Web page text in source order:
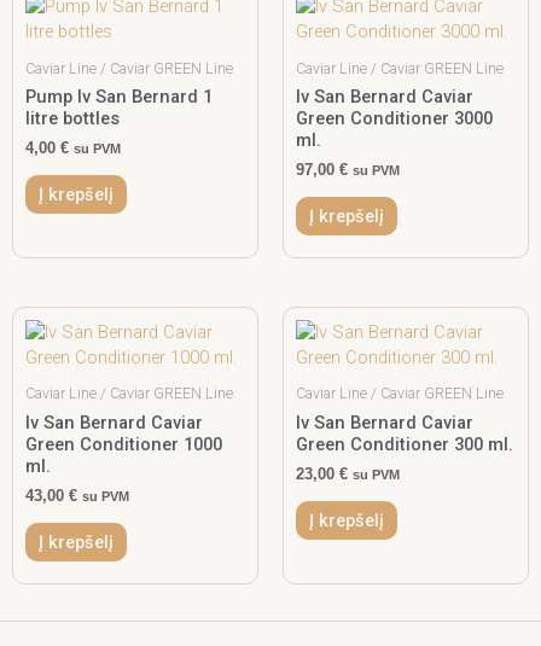
Caviar Line / Caviar GREEN Line
Pump Iv San Bernard 1
litre bottles
4,00 € su PVM
Į krepšelį
Caviar Line / Caviar GREEN Line
Iv San Bernard Caviar
Green Conditioner 3000
ml.
97,00 € su PVM
Į krepšelį
Caviar Line / Caviar GREEN Line
Iv San Bernard Caviar
Green Conditioner 1000
ml.
43,00 € su PVM
Į krepšelį
Caviar Line / Caviar GREEN Line
Iv San Bernard Caviar
Green Conditioner 300 ml.
23,00 € su PVM
Į krepšelį